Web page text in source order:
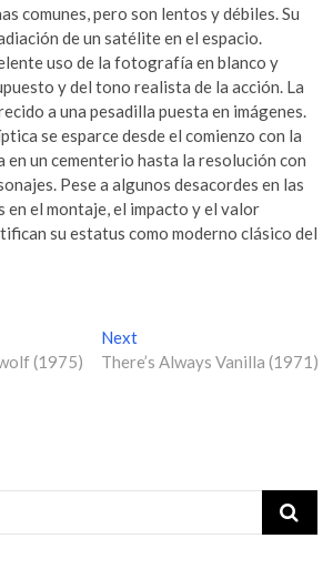
comunes, pero son lentos y débiles. Su
de un satélite en el espacio.
uso de la fotografía en blanco y
y del tono realista de la acción. La
a una pesadilla puesta en imágenes.
se esparce desde el comienzo con la
en un cementerio hasta la resolución con
Pese a algunos desacordes en las
en el montaje, el impacto y el valor
su estatus como moderno clásico del
(1975)
NextN
e
:
There’s Always Vanilla (1971)